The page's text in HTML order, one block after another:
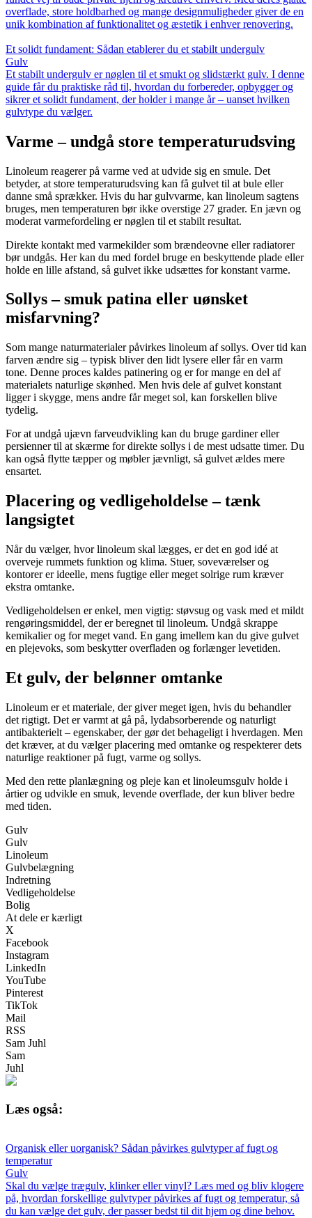
overflade, store holdbarhed og mange designmuligheder giver de en
unik kombination af funktionalitet og æstetik i enhver renovering.
Et solidt fundament: Sådan etablerer du et stabilt undergulv
Gulv
Et stabilt undergulv er nøglen til et smukt og slidstærkt gulv. I denne
guide får du praktiske råd til, hvordan du forbereder, opbygger og
sikrer et solidt fundament, der holder i mange år – uanset hvilken
gulvtype du vælger.
Varme – undgå store temperaturudsving
Linoleum reagerer på varme ved at udvide sig en smule. Det
betyder, at store temperaturudsving kan få gulvet til at bule eller
danne små sprækker. Hvis du har gulvvarme, kan linoleum sagtens
bruges, men temperaturen bør ikke overstige 27 grader. En jævn og
moderat varmefordeling er nøglen til et stabilt resultat.
Direkte kontakt med varmekilder som brændeovne eller radiatorer
bør undgås. Her kan du med fordel bruge en beskyttende plade eller
holde en lille afstand, så gulvet ikke udsættes for konstant varme.
Sollys – smuk patina eller uønsket
misfarvning?
Som mange naturmaterialer påvirkes linoleum af sollys. Over tid kan
farven ændre sig – typisk bliver den lidt lysere eller får en varm
tone. Denne proces kaldes patinering og er for mange en del af
materialets naturlige skønhed. Men hvis dele af gulvet konstant
ligger i skygge, mens andre får meget sol, kan forskellen blive
tydelig.
For at undgå ujævn farveudvikling kan du bruge gardiner eller
persienner til at skærme for direkte sollys i de mest udsatte timer. Du
kan også flytte tæpper og møbler jævnligt, så gulvet ældes mere
ensartet.
Placering og vedligeholdelse – tænk
langsigtet
Når du vælger, hvor linoleum skal lægges, er det en god idé at
overveje rummets funktion og klima. Stuer, soveværelser og
kontorer er ideelle, mens fugtige eller meget solrige rum kræver
ekstra omtanke.
Vedligeholdelsen er enkel, men vigtig: støvsug og vask med et mildt
rengøringsmiddel, der er beregnet til linoleum. Undgå skrappe
kemikalier og for meget vand. En gang imellem kan du give gulvet
en plejevoks, som beskytter overfladen og forlænger levetiden.
Et gulv, der belønner omtanke
Linoleum er et materiale, der giver meget igen, hvis du behandler
det rigtigt. Det er varmt at gå på, lydabsorberende og naturligt
antibakterielt – egenskaber, der gør det behageligt i hverdagen. Men
det kræver, at du vælger placering med omtanke og respekterer dets
naturlige reaktioner på fugt, varme og sollys.
Med den rette planlægning og pleje kan et linoleumsgulv holde i
årtier og udvikle en smuk, levende overflade, der kun bliver bedre
med tiden.
Gulv
Gulv
Linoleum
Gulvbelægning
Indretning
Vedligeholdelse
Bolig
At dele er kærligt
X
Facebook
Instagram
LinkedIn
YouTube
Pinterest
TikTok
Mail
RSS
Sam Juhl
Sam
Juhl
Læs også:
Organisk eller uorganisk? Sådan påvirkes gulvtyper af fugt og
temperatur
Gulv
Skal du vælge trægulv, klinker eller vinyl? Læs med og bliv klogere
på, hvordan forskellige gulvtyper påvirkes af fugt og temperatur, så
du kan vælge det gulv, der passer bedst til dit hjem og dine behov.